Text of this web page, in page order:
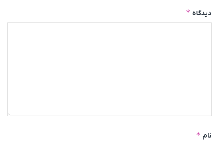
دیدگاه *
نام *